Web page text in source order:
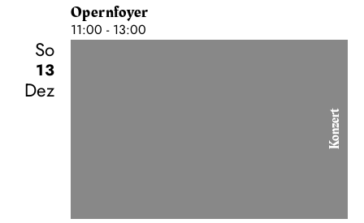
Opernfoyer
11:00 - 13:00
So
13
Dez
Konzert